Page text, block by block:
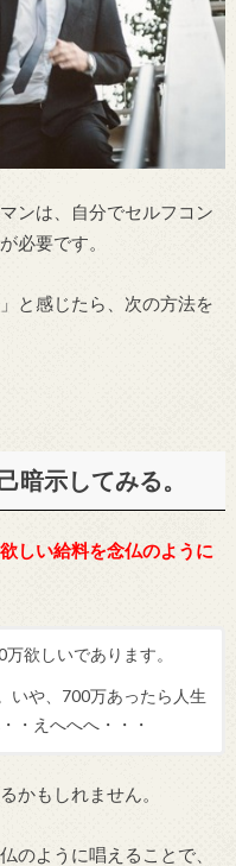
ンは、自分でセルフコン
必要です。
と感じたら、次の方法を
暗示してみる。
しい給料を念仏のように
欲しいであります。
いや、700万あったら人生
・えへへへ・・・
かもしれません。
のように唱えることで、